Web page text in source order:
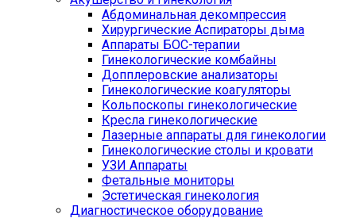
Абдоминальная декомпрессия
Хирургические Аспираторы дыма
Аппараты БОС-терапии
Гинекологические комбайны
Допплеровские анализаторы
Гинекологические коагуляторы
Кольпоскопы гинекологические
Кресла гинекологические
Лазерные аппараты для гинекологии
Гинекологические столы и кровати
УЗИ Аппараты
Фетальные мониторы
Эстетическая гинекология
Диагностическое оборудование